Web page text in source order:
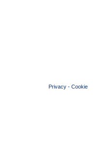
Privacy - Cookie